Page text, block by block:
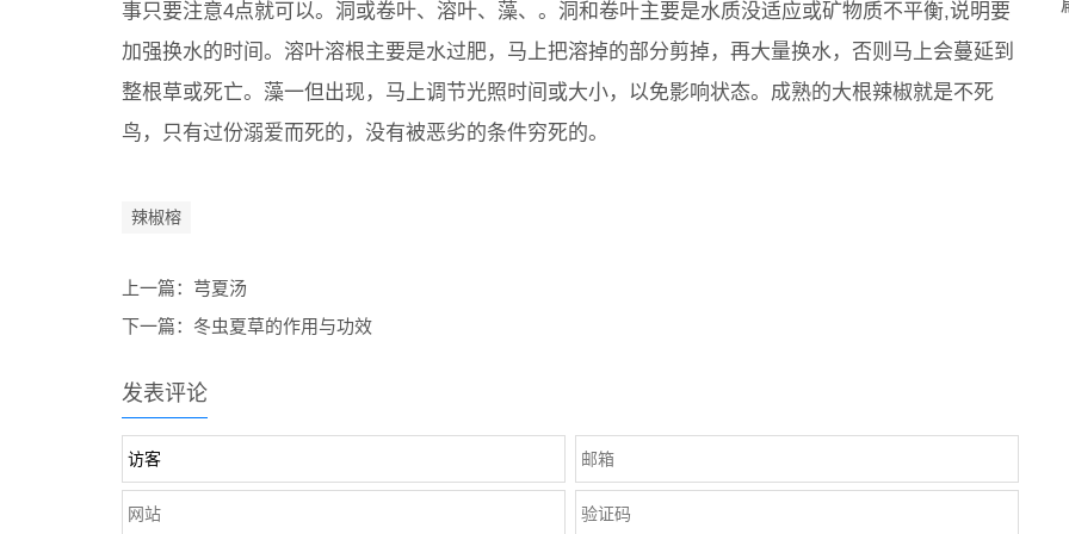
事只要注意4点就可以。洞或卷叶、溶叶、藻、。洞和卷叶主要是水质没适应或矿物质不平衡,说明要
加强换水的时间。溶叶溶根主要是水过肥，马上把溶掉的部分剪掉，再大量换水，否则马上会蔓延到
整根草或死亡。藻一但出现，马上调节光照时间或大小，以免影响状态。成熟的大根辣椒就是不死
鸟，只有过份溺爱而死的，没有被恶劣的条件穷死的。
辣椒榕
上一篇： 芎夏汤
下一篇： 冬虫夏草的作用与功效
发表评论